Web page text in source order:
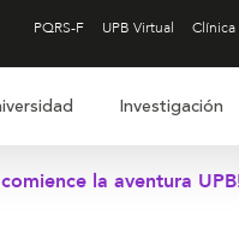
PQRS-F UPB Virtual Clínica
Investigación
comience la aventura